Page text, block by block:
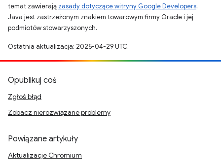
temat zawierają zasady dotyczące witryny Google Developers.
Java jest zastrzeżonym znakiem towarowym firmy Oracle i jej
podmiotów stowarzyszonych.
Ostatnia aktualizacja: 2025-04-29 UTC.
Opublikuj coś
Zgłoś błąd
Zobacz nierozwiązane problemy
Powiązane artykuły
Aktualizacje Chromium